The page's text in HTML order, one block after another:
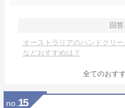
回
オーストラリアのハンドクリ
などおすすめは？
全てのおす
no. 15